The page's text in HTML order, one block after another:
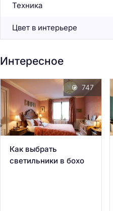
Техника
Цвет в интерьере
Интересное
Как выбрать
светильники в бохо
747